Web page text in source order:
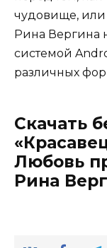
чудовище, или
Рина Вергина
системой
различных
Скачать
Любовь
Рина